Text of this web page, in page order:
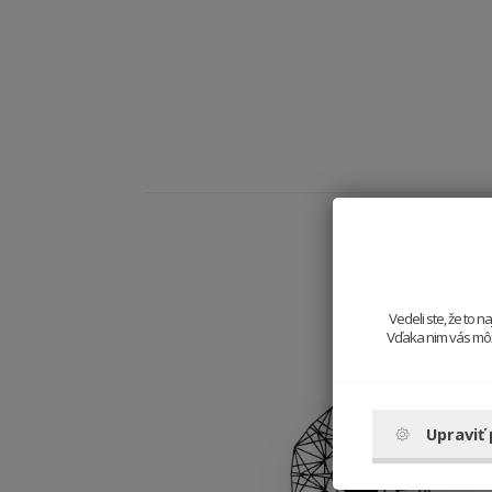
Vedeli ste, že to
Vďaka nim vás
Upraviť